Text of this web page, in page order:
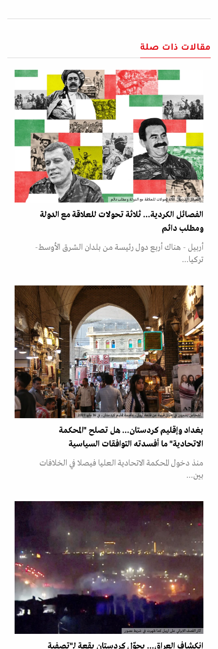
مقالات ذات صلة
الفصائل الكردية... ثلاثة تحولات للعلاقة مع الدولة ومطلب دائم
الفصائل الكردية... ثلاثة تحولات للعلاقة مع الدولة
ومطلب دائم
أربيل - هناك أربع دول رئيسة من بلدان الشرق الأوسط-
تركيا…
أشخاص يسيرون في سوق قريبة من قلعة أربيل، عاصمة إقليم كردستان، في 16 مايو 2023
بغداد وإقليم كردستان... هل تصلح "المحكمة
الاتحادية" ما أفسدته التوافقات السياسية
منذ دخول المحكمة الاتحادية العليا فيصلا في الخلافات
بين…
آثار القصف الايراني على اربيل كما ظهرت في شريط مصور
انكشاف العراق... يحوّل كردستان بقعة لـ"تصفية